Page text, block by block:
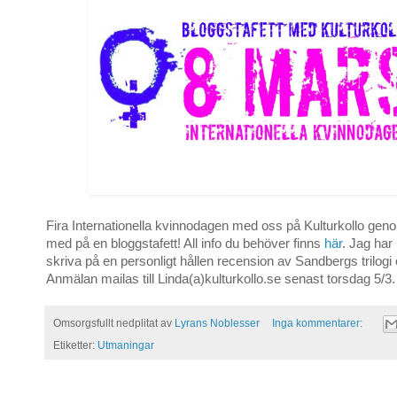
Fira Internationella kvinnodagen med oss på Kulturkollo
med på en bloggstafett! All info du behöver finns här. Jag har
skriva på en personligt hållen recension av Sandbergs trilogi
Anmälan mailas till Linda(a)kulturkollo.se senast torsdag 5/3.
Omsorgsfullt nedplitat av Lyrans Noblesser
Inga kommentarer:
Etiketter: Utmaningar